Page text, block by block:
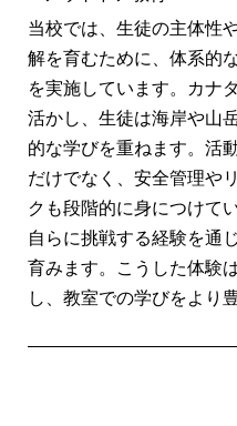
当校では、生徒の主体性
解を育むために、体系的
を実施しています。カナ
活かし、生徒は海岸や山
的な学びを重ねます。活
だけでなく、安全管理や
クも段階的に身につけて
自らに挑戦する経験を通
育みます。こうした体験
し、教室での学びをより